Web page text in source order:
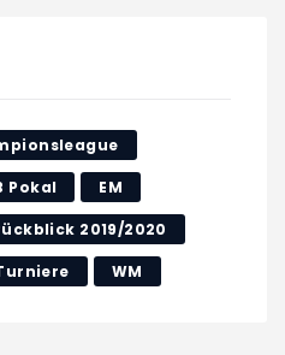
Pokal EM
2019/2020
WM